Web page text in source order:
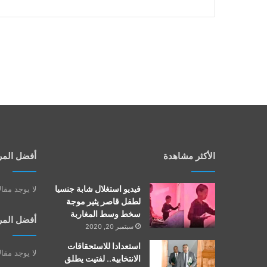
الأكثر مشاهدة
فيديو استغلال شابة جنسيا
لطفل قاصر يثير موجة
سخط وسط المغاربة
سبتمبر 20, 2020
استعدادا للاستحقاقات
الانتخابية.. لفتيت يطلق
أفضل
لا يوجد
أفضل
لا يوجد